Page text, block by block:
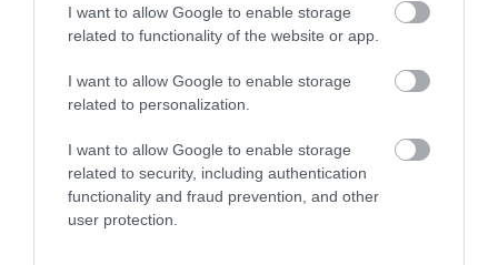
I want to allow Google to enable storage
related to functionality of the website or app.
I want to allow Google to enable storage
related to personalization.
I want to allow Google to enable storage
related to security, including authentication
functionality and fraud prevention, and other
user protection.